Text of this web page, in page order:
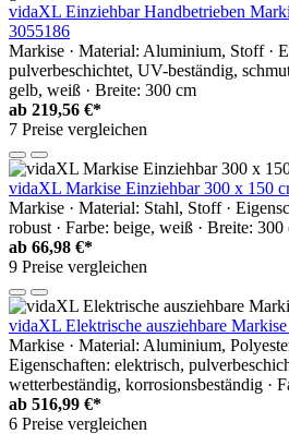
vidaXL Einziehbar Handbetrieben
3055186
Markise · Material: Aluminium, Stoff ·
pulverbeschichtet, UV-beständig,
gelb, weiß · Breite: 300 cm
ab 219,56 €*
7 Preise vergleichen
vidaXL Markise Einziehbar 300 x 150
Markise · Material: Stahl, Stoff ·
robust · Farbe: beige, weiß · Breite: 300
ab 66,98 €*
9 Preise vergleichen
vidaXL Elektrische ausziehbare
Markise · Material: Aluminium,
Eigenschaften: elektrisch,
wetterbeständig, korrosionsbeständig ·
ab 516,99 €*
6 Preise vergleichen